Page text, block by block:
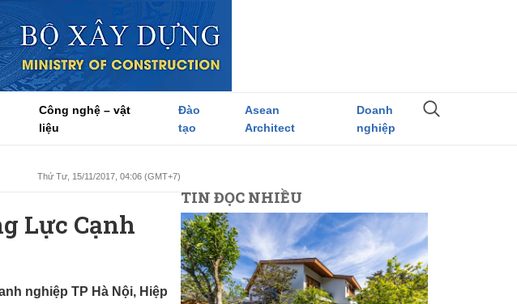
Công nghệ – vật
liệu
Đào
tạo
Asean
Architect
Doanh
nghiệp
Thứ Tư, 15/11/2017, 04:06 (GMT+7)
Lực Cạnh
nghiệp TP Hà Nội, Hiệp
TIN ĐỌC NHIỀU